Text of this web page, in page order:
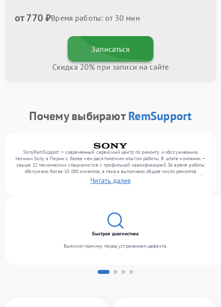
от 770 ₽Время работы: от 30 мин
Записаться
Скидка 20% при записи на сайте
Почему выбираютRemSupport
SonyRemSupport — современный сервисный центр по ремонту и обслуживанию
техники Sony в Перми с более чем десятилетним опытом работы. В штате компании —
свыше 22 технических специалистов с профильной квалификацией. За время работы
обслужено более 10 000 клиентов, а также выполнено общее число ремонтов
превысило 12 000. Ежемесячно в сервисный центр поступает более 300 обращений,
включая , , . Мы беремся за задачи любой сложности и предлагаем стабильный
Читать далее
Быстрая диагностика
Выясним причину перед устранением дефекта.